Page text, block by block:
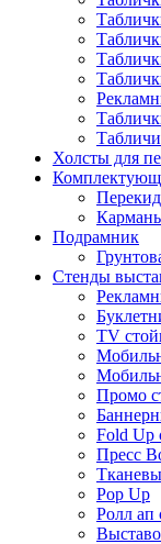
Холсты для
Подрамник
Стенды
TV
Промо
Fold Up
Пресс
Pop Up
Ролл ап